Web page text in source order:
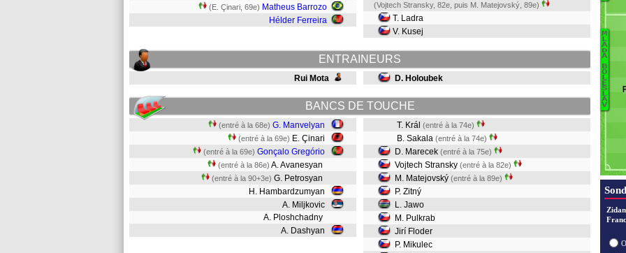
(E. Çinari, 69e) Matheus Barrozo
Hélder Ferreira
(Vojtech Stransky, 82e, puis M. Matejovský, 89e)
T. Ladra
V. Kusej
ENTRAINEURS
Rui Mota D. Holoubek
BANCS DE TOUCHE
(entré à la 68e) G. Manvelyan
(entré à la 69e) E. Çinari
(entré à la 69e) Gonçalo Gregório
(entré à la 86e) A. Avanesyan
(entré à la 90+3e) G. Petrosyan
H. Hambardzumyan
A. Miljkovic
A. Ploshchadny
A. Dashyan
T. Král (entré à la 74e)
B. Sakala (entré à la 74e)
D. Marecek (entré à la 75e)
Vojtech Stransky (entré à la 82e)
M. Matejovský (entré à la 89e)
P. Zitný
L. Jawo
M. Pulkrab
Jirí Floder
P. Mikulec
M
L
A
D
A
B
O
L
E
S
L
A
V